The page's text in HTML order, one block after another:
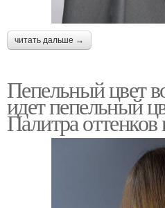
читать дальше →
Пепельный цвет
идет пепельный
Палитра